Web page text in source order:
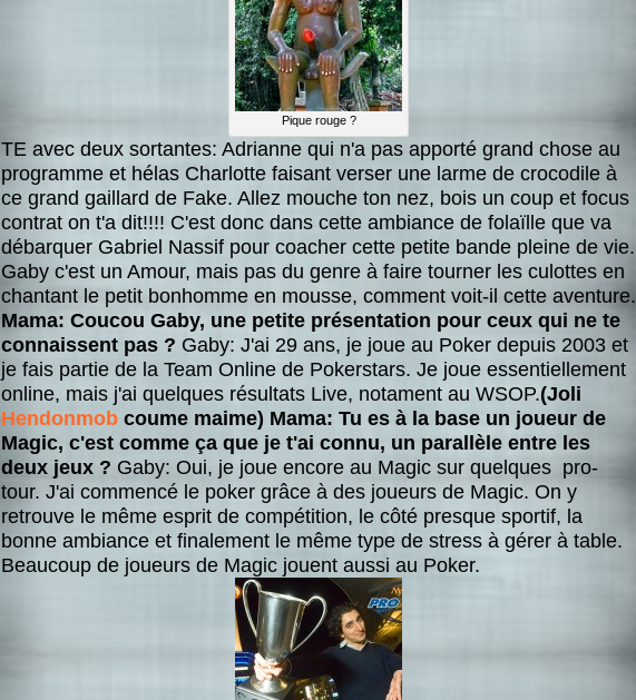
Pique rouge ?
TE avec deux sortantes: Adrianne qui n'a pas apporté grand chose au
programme et hélas Charlotte faisant verser une larme de crocodile à
ce grand gaillard de Fake. Allez mouche ton nez, bois un coup et focus
contrat on t'a dit!!!! C'est donc dans cette ambiance de folaïlle que va
débarquer Gabriel Nassif pour coacher cette petite bande pleine de vie.
Gaby c'est un Amour, mais pas du genre à faire tourner les culottes en
chantant le petit bonhomme en mousse, comment voit-il cette aventure.
Mama: Coucou Gaby, une petite présentation pour ceux qui ne te
connaissent pas ? Gaby: J'ai 29 ans, je joue au Poker depuis 2003 et
je fais partie de la Team Online de Pokerstars. Je joue essentiellement
online, mais j'ai quelques résultats Live, notament au WSOP.(Joli
Hendonmob coume maime) Mama: Tu es à la base un joueur de
Magic, c'est comme ça que je t'ai connu, un parallèle entre les
deux jeux ? Gaby: Oui, je joue encore au Magic sur quelques pro-
tour. J'ai commencé le poker grâce à des joueurs de Magic. On y
retrouve le même esprit de compétition, le côté presque sportif, la
bonne ambiance et finalement le même type de stress à gérer à table.
Beaucoup de joueurs de Magic jouent aussi au Poker.